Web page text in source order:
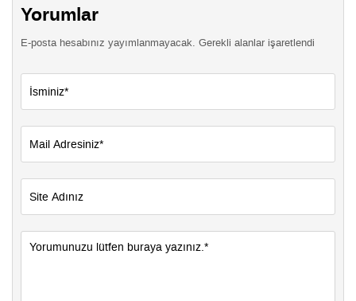
Yorumlar
E-posta hesabınız yayımlanmayacak. Gerekli alanlar işaretlendi